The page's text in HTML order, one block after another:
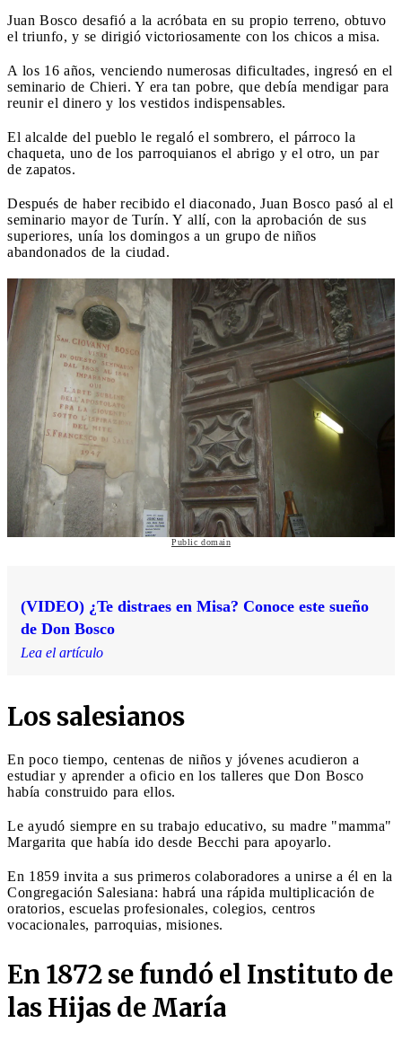
Juan Bosco desafió a la acróbata en su propio terreno, obtuvo
el triunfo, y se dirigió victoriosamente con los chicos a misa.
A los 16 años, venciendo numerosas dificultades, ingresó en el
seminario de Chieri. Y era tan pobre, que debía mendigar para
reunir el dinero y los vestidos indispensables.
El alcalde del pueblo le regaló el sombrero, el párroco la
chaqueta, uno de los parroquianos el abrigo y el otro, un par
de zapatos.
Después de haber recibido el diaconado, Juan Bosco pasó al el
seminario mayor de Turín. Y allí, con la aprobación de sus
superiores, unía los domingos a un grupo de niños
abandonados de la ciudad.
Public domain
(VIDEO) ¿Te distraes en Misa? Conoce este sueño
de Don Bosco
Lea el artículo
Los salesianos
En poco tiempo, centenas de niños y jóvenes acudieron a
estudiar y aprender a oficio en los talleres que Don Bosco
había construido para ellos.
Le ayudó siempre en su trabajo educativo, su madre "mamma"
Margarita que había ido desde Becchi para apoyarlo.
En 1859 invita a sus primeros colaboradores a unirse a él en la
Congregación Salesiana: habrá una rápida multiplicación de
oratorios, escuelas profesionales, colegios, centros
vocacionales, parroquias, misiones.
En 1872 se fundó el Instituto de
las Hijas de María